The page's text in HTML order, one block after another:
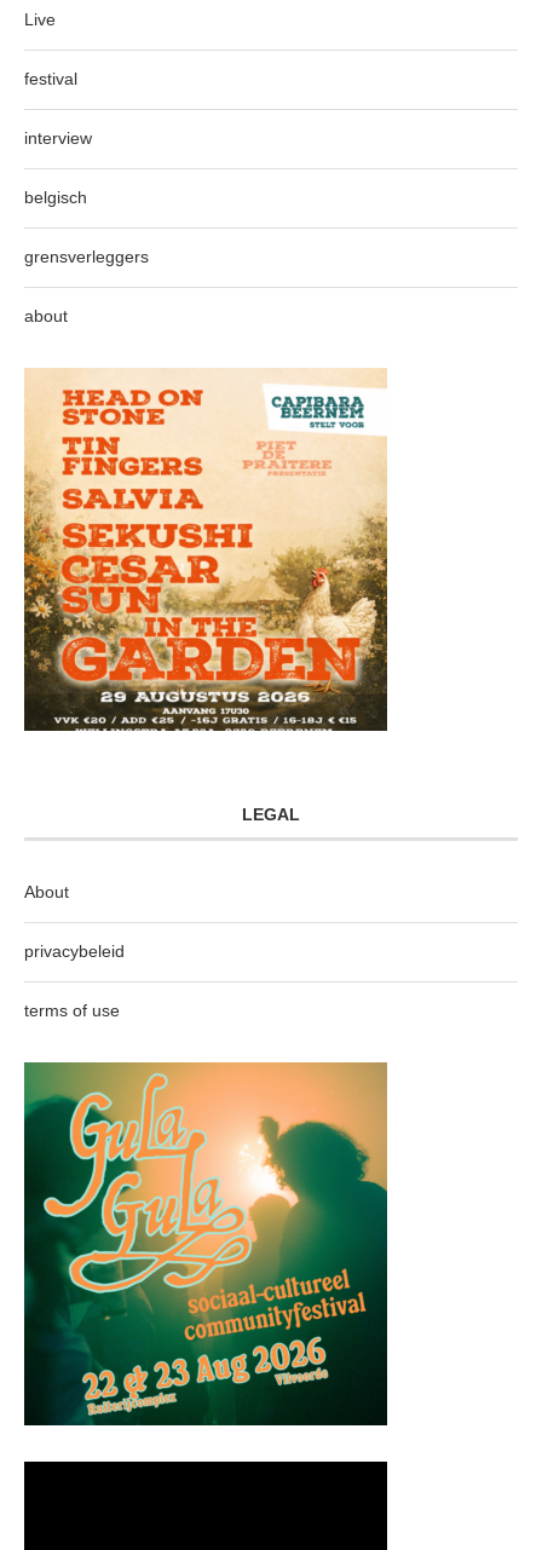
Live
festival
interview
belgisch
grensverleggers
about
LEGAL
About
privacybeleid
terms of use